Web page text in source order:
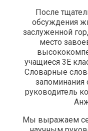
После
обсуждения
заслуженной
место
учащиеся 3Е
Словарные
запоминания
руководитель
Мы выражаем